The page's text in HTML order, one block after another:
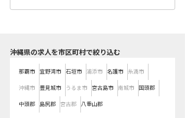
沖縄県の求人を市区町村で絞り込む
那覇市 宜野湾市 石垣市 浦添市 名護市 糸満市
沖縄市 豊見城市 うるま市 宮古島市 南城市 国頭郡
中頭郡 島尻郡 宮古郡 八重山郡